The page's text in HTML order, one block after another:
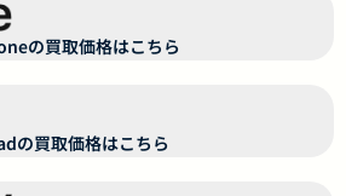
の買取価格はこちら
の買取価格はこちら